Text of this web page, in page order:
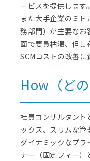
ービスを提供します。
また大手企業のミド
務部門）が主要なお
面で要員枯渇、但し
SCMコストの改善に
How（どの
社員コンサルタント
ックス、スリムな管
ダイナミックなプラ
ナー（固定フィー）